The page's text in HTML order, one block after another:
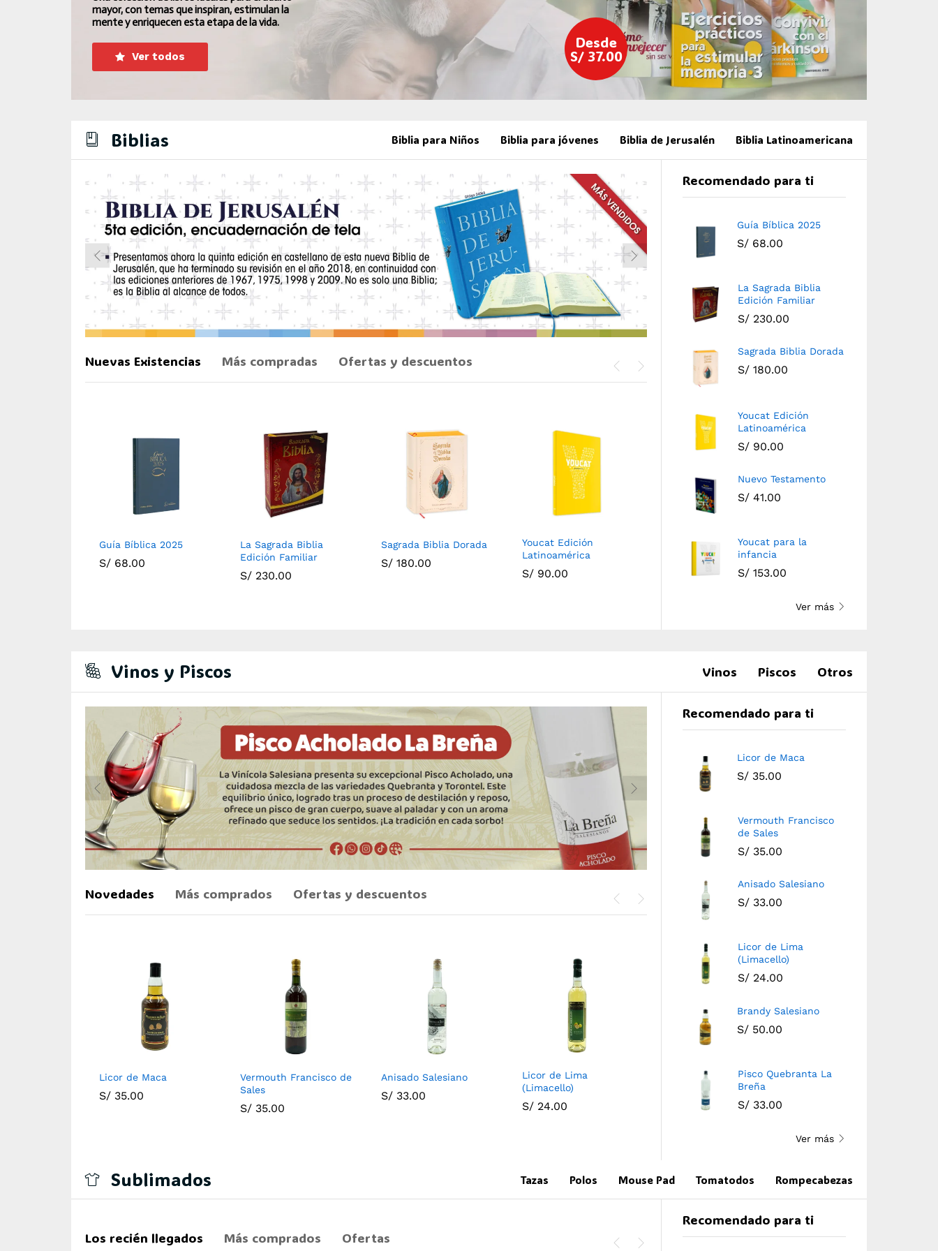
Desde
S/ 37.00
mayor, con temas que inspiran, estimulan la
mente y enriquecen esta etapa de la vida.
Ver todos
Biblias Biblia para Niños Biblia para jóvenes Biblia de Jerusalén Biblia Latinoamericana
Nuevas Existencias Más compradas Ofertas y descuentos
Guía Bíblica 2025
S/ 68.00
La Sagrada Biblia
Edición Familiar
S/ 230.00
Sagrada Biblia Dorada
S/ 180.00
Youcat Edición
Latinoamérica
S/ 90.00
Nuevo Testamento
41.00
Youcat para la infancia
Recomendado para ti
Guía Bíblica 2025
S/ 68.00
La Sagrada Biblia
Edición Familiar
S/ 230.00
Sagrada Biblia Dorada
S/ 180.00
Youcat Edición
Latinoamérica
S/ 90.00
Nuevo Testamento
S/41.00
Youcat para la
infancia
S/ 153.00
Ver más
Vinos y Piscos Vinos Piscos Otros
Novedades Más comprados Ofertas y descuentos
Licor de Maca
S/ 35.00
Vermouth Francisco de
Sales
S/ 35.00
Anisado Salesiano
S/ 33.00
Licor de Lima
(Limacello)
S/ 24.00
Brandy Salesiano
50.00
Pisco Quebranta La
Recomendado para ti
Licor de Maca
S/35.00
Vermouth Francisco
de Sales
S/ 35.00
Anisado Salesiano
S/33.00
Licor de Lima
(Limacello)
S/ 24.00
Brandy Salesiano
S/ 50.00
Pisco Quebranta La
Breña
S/ 33.00
Ver más
Sublimados Tazas Polos Mouse Pad Tomatodos Rompecabezas
Los recién llegados Más comprados Ofertas
Recomendado para ti